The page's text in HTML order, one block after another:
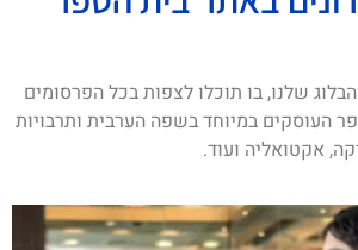
שלנו, בו תוכלו לצפות בכל הפרסומים
העוסקים במיוחד בשפה הערבית ותרבויות
אקטואליה ועוד.